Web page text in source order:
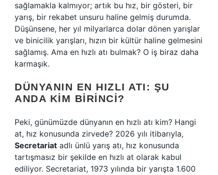
sağlamakla kalmıyor; artık bu hız, bir gösteri, bir
yarış, bir rekabet unsuru haline gelmiş durumda.
Düşünsene, her yıl milyarlarca dolar dönen yarışlar
ve binicilik yarışları, hızın bir kültür haline gelmesini
sağlamış. Ama en hızlı atı bulmak? O iş biraz daha
karmaşık.
DÜNYANIN EN HIZLI ATI: ŞU
ANDA KIM BIRINCI?
Peki, günümüzde dünyanın en hızlı atı kim? Hangi
at, hız konusunda zirvede? 2026 yılı itibarıyla,
Secretariat adlı ünlü yarış atı, hız konusunda
tartışmasız bir şekilde en hızlı at olarak kabul
ediliyor. Secretariat, 1973 yılında bir yarışta 1.600